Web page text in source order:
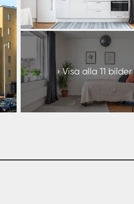
+
Visa alla 11 bilder